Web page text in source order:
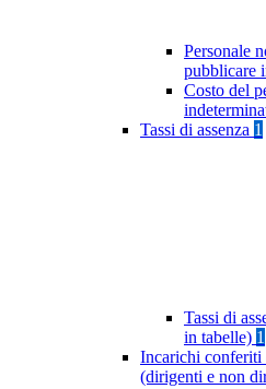
Personale
pubblicare
Costo del
Tassi di assenza 1
Tassi di
in tabelle) 1
Incarichi conferiti
(dirigenti e non